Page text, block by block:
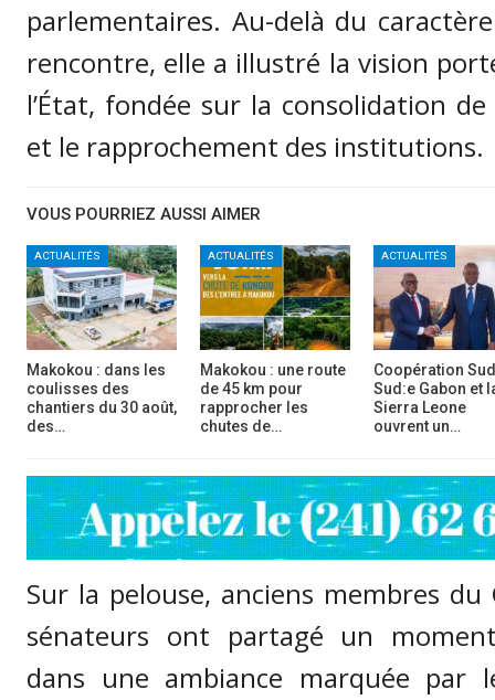
parlementaires. Au-delà du
rencontre, elle a illustré la vision
l’État, fondée sur la consolidation
et le rapprochement des institutions.
VOUS POURRIEZ AUSSI AIMER
ACTUALITÉS
Makokou : dans les
coulisses des
chantiers du 30 août,
des…
ACTUALITÉS
Makokou : une route
de 45 km pour
rapprocher les
chutes de…
ACTUALITÉS
Coopération
Sud:e Gabon et
Sierra Leone
ouvrent un…
Sur la pelouse, anciens membres du
sénateurs ont partagé un
dans une ambiance marquée par